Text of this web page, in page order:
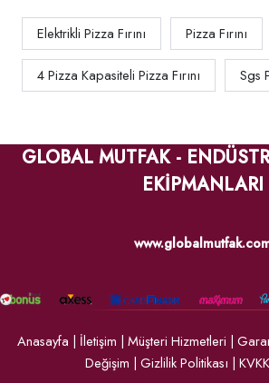
Elektrikli Pizza Fırını Pizza Fırını
4 Pizza Kapasiteli Pizza Fırını Sgs
GLOBAL MUTFAK -
EKİPMANLARI
Anasayfa | İletişim | Müşteri Hizmetleri |
Değişim | Gizlilik Politikası |